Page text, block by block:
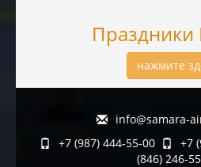
Праздники
нажмите
info@samara-
+7 (987) 444-55-00
+7
(846) 246-